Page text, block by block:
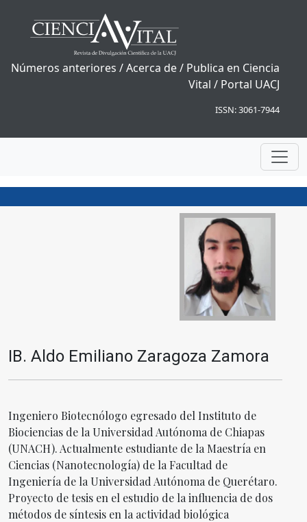
Números anteriores /Acerca de/ Publica en Ciencia
Vital / Portal UACJ
ISSN: 3061-7944
IB. Aldo Emiliano Zaragoza Zamora
Ingeniero Biotecnólogo egresado del Instituto de
Biociencias de la Universidad Autónoma de Chiapas
(UNACH). Actualmente estudiante de la Maestría en
Ciencias (Nanotecnología) de la Facultad de
Ingeniería de la Universidad Autónoma de Querétaro.
Proyecto de tesis en el estudio de la influencia de dos
métodos de síntesis en la actividad biológica